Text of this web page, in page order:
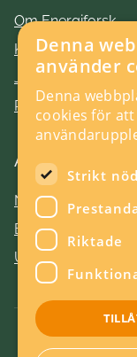
Om Energiforsk
Kontakt
Jobba hos oss
Press
Aktuellt
Nyheter
Evenemang
Utlysningar
Denna
använder
Denna
cookies för
Strikt
Riktade